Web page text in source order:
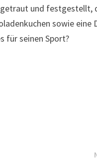
und festgestellt,
sowie eine
für seinen Sport?